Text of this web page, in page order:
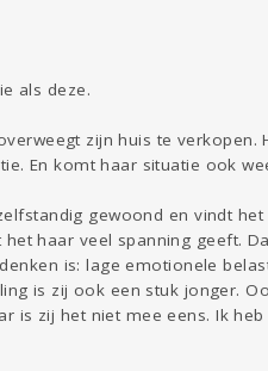
als deze.
zijn huis te verkopen.
En komt haar situatie ook
gewoond en vindt
haar veel spanning geeft.
is: lage emotionele
is zij ook een stuk jonger.
is zij het niet mee eens. Ik